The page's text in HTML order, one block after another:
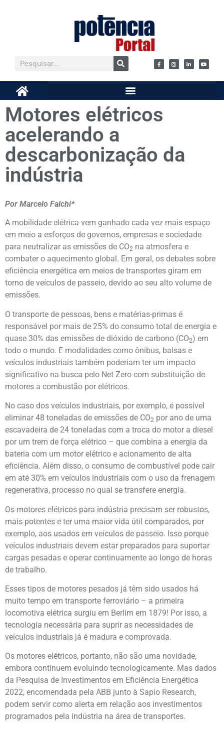
Motores elétricos
acelerando a
descarbonização da
indústria
Por Marcelo Falchi*
A mobilidade elétrica vem ganhado cada vez mais espaço
em meio a esforços de governos, empresas e sociedade
para neutralizar as emissões de CO2 na atmosfera e
combater o aquecimento global. Em geral, os debates sobre
eficiência energética em meios de transportes giram em
torno de veículos de passeio, devido ao seu alto volume de
emissões.
O transporte de pessoas, bens e matérias-primas é
responsável por mais de 25% do consumo total de energia e
quase 30% das emissões de dióxido de carbono (CO2) em
todo o mundo. E modalidades como ônibus, balsas e
veículos industriais também poderiam ter um impacto
significativo na busca pelo Net Zero com substituição de
motores a combustão por elétricos.
No caso dos veículos industriais, por exemplo, é possível
eliminar 48 toneladas de emissões de CO2 por ano de uma
escavadeira de 24 toneladas com a troca do motor a diesel
por um trem de força elétrico – que combina a energia da
bateria com um motor elétrico e acionamento de alta
eficiência. Além disso, o consumo de combustível pode cair
em até 30% em veículos industriais com o uso da frenagem
regenerativa, processo no qual se transfere energia.
Os motores elétricos para indústria precisam ser robustos,
mais potentes e ter uma maior vida útil comparados, por
exemplo, aos usados em veículos de passeio. Isso porque
veículos industriais devem estar preparados para suportar
cargas pesadas e operar continuamente ao longo de horas
de trabalho.
Esses tipos de motores pesados já têm sido usados há
muito tempo em transporte ferroviário – a primeira
locomotiva elétrica surgiu em Berlim em 1879! Por isso, a
tecnologia necessária para suprir as necessidades de
veículos industriais já é madura e comprovada.
Os motores elétricos, portanto, não são uma novidade,
embora continuem evoluindo tecnologicamente. Mas dados
da Pesquisa de Investimentos em Eficiência Energética
2022, encomendada pela ABB junto à Sapio Research,
podem servir como alerta em relação aos investimentos
programados pela indústria na área de transportes.